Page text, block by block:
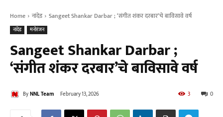
Home नांदेड Sangeet Shankar Darbar ; ‘संगीत शंकर दरबार’चे बाविसावे वर्ष
नांदेड मनोरंजन
Sangeet Shankar Darbar ;
‘संगीत शंकर दरबार’चे बाविसावे वर्ष
ByNNL Team February 13, 2026 0
3